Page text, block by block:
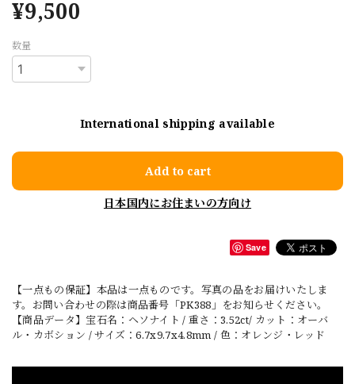
¥9,500
数量
International shipping available
Add to cart
日本国内にお住まいの方向け
Save
【一点もの保証】本品は一点ものです。写真の品をお届けいたしま
す。お問い合わせの際は商品番号「PK388」をお知らせください。
【商品データ】宝石名：ヘソナイト / 重さ：3.52ct/ カット：オーバ
ル・カボション / サイズ：6.7x9.7x4.8mm / 色：オレンジ・レッド